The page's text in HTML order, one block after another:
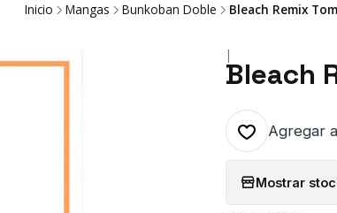
Inicio Mangas Bunkoban Doble Bleach Remix
|
Bleach
Agregar
Mostrar